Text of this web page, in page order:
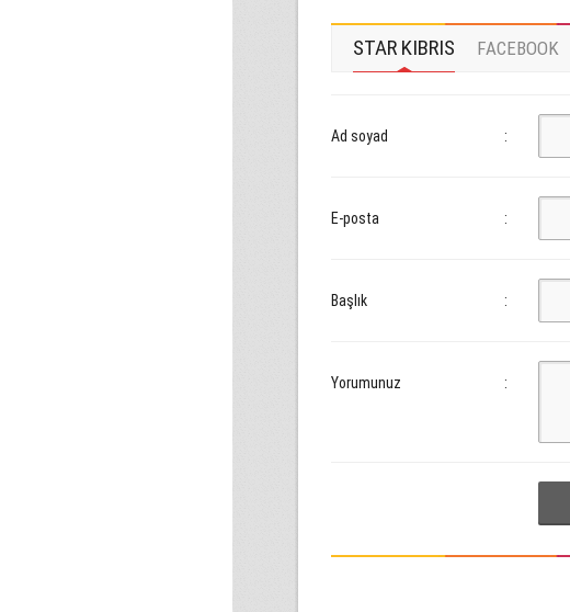
STAR KIBRIS FACEBOOK
Ad soyad :
E-posta :
Başlık :
Yorumunuz :